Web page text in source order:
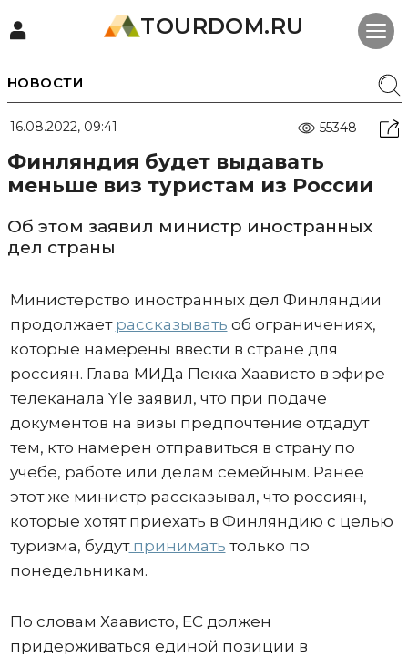
TOURDOM.RU
НОВОСТИ
16.08.2022, 09:41 55348
Финляндия будет выдавать
меньше виз туристам из России
Об этом заявил министр иностранных
дел страны
Министерство иностранных дел Финляндии
продолжает рассказывать об ограничениях,
которые намерены ввести в стране для
россиян. Глава МИДа Пекка Хаависто в эфире
телеканала Yle заявил, что при подаче
документов на визы предпочтение отдадут
тем, кто намерен отправиться в страну по
учебе, работе или делам семейным. Ранее
этот же министр рассказывал, что россиян,
которые хотят приехать в Финляндию с целью
туризма, будутпринимать только по
понедельникам.
По словам Хаависто, ЕС должен
придерживаться единой позиции в